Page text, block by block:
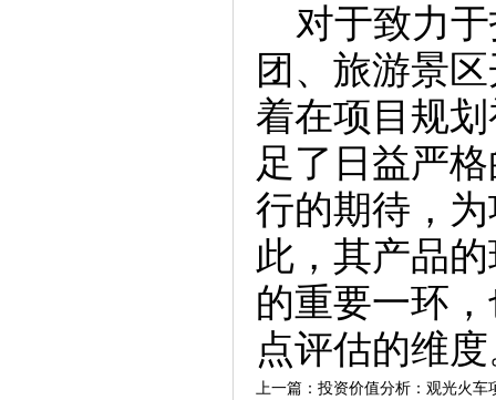
对于致力于
团、旅游景
着在项目规
足了日益严
行的期待，
此，其产品
的重要一环
点评估的维
上一篇：投资价值分析：观光火车